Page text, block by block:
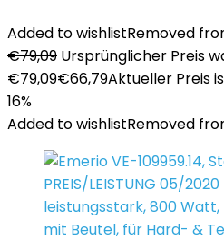
Added to wishlistRemoved
€79,09 Ursprünglicher Preis
€79,09€66,79Aktueller Preis
16%
Added to wishlistRemoved